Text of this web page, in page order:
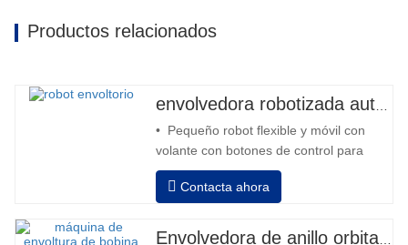
Productos relacionados
• Pequeño robot flexible y móvil con
volante con botones de control para
avanzar y retroceder • Operación fuera
de la columna • 2 baterías serie 12V /
batería llena 120-130 palets • Cargador
Contacta ahora